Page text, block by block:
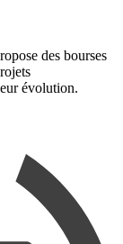
des bourses
évolution.